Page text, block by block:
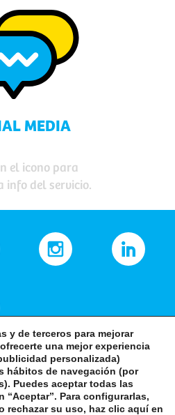
MEDIA
el icono para
info del servicio.
y de terceros para mejorar
una mejor experiencia
personalizada)
hábitos de navegación (por
Puedes aceptar todas las
Para configurarlas,
rechazar su uso, haz clic aquí en